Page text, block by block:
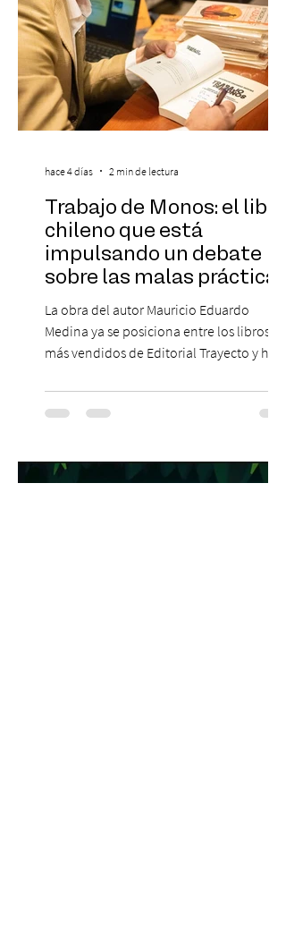
Trabajo de Monos: el libro
chileno que está
impulsando un debate
sobre las malas prácticas
laborales y el futuro del
trabajo
La obra del autor Mauricio Eduardo
Medina ya se posiciona entre los libros
más vendidos de Editorial Trayecto y ha
para mejorar los procesos de selección
laboral en Chile. En un contexto donde el
experiencias laborales forman parte de la
realidad de miles de trabajadores, Trabajo
hace 4 días 2 min de lectura